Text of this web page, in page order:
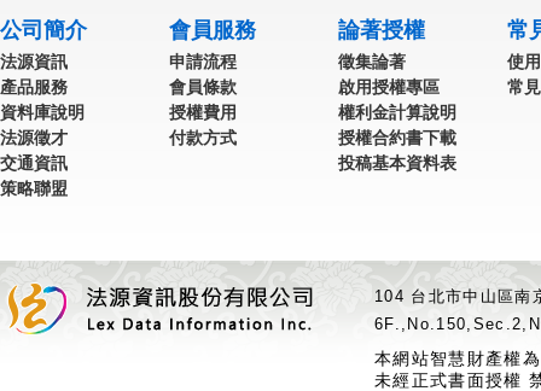
公司簡介
法源資訊
產品服務
資料庫說明
法源徵才
交通資訊
策略聯盟
會員服務
申請流程
會員條款
授權費用
付款方式
論著授權
徵集論著
啟用授權專區
權利金計算說明
授權合約書下載
投稿基本資料表
常
使
常
104 台北市中山區
本網站智慧財產權
未經正式書面授權